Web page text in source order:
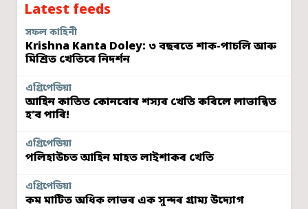
Latest feeds
সফল কাহিনী
Krishna Kanta Doley: ৩ বছৰতে শাক-পাচলি আৰু
মিশ্ৰিত খেতিৰে নিদৰ্শন
এগ্ৰিপেডিয়া
আহিন কাতিত কোনবোৰ শস্যৰ খেতি কৰিলে লাভান্বিত
হ’ব পাৰি!
এগ্ৰিপেডিয়া
পলিহাউচত আহিন মাহত লাইশাকৰ খেতি
এগ্ৰিপেডিয়া
কম মাটিত অধিক লাভৰ এক সুন্দৰ গ্ৰাম্য উদ্যোগ